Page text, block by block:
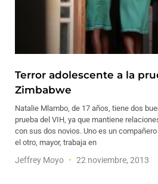
Terror adolescente a la
Zimbabwe
Natalie Mlambo, de 17 años, tiene dos
prueba del VIH, ya que mantiene
con sus dos novios. Uno es un
el otro, mayor, trabaja en
Jeffrey Moyo 22 noviembre, 2013